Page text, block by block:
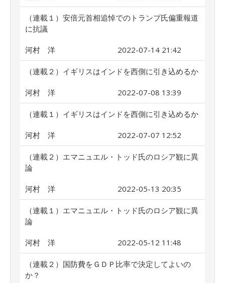
（連載１）安倍元首相追悼でのトランプ氏偏重報道
に抗議
河村 洋 2022-07-14 21:42
（連載２）イギリスはインドを西側に引き込めるか
河村 洋 2022-07-08 13:39
（連載１）イギリスはインドを西側に引き込めるか
河村 洋 2022-07-07 12:52
（連載２）エマニュエル・トッド氏のロシア観に異
論
河村 洋 2022-05-13 20:35
（連載１）エマニュエル・トッド氏のロシア観に異
論
河村 洋 2022-05-12 11:48
（連載２）国防費をＧＤＰ比率で決定してよいの
か？